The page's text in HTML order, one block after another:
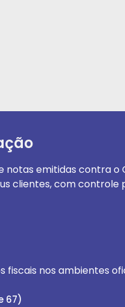
notas emitidas contra o
clientes, com controle
fiscais nos ambientes
67)